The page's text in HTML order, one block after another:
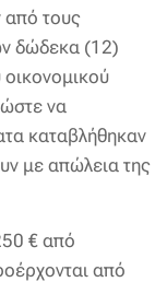
από τους
δώδεκα (12)
να
καταβλήθηκαν
με απώλεια της
€ από
από